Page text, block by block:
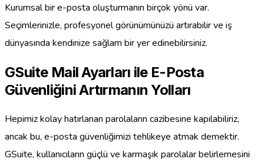
Kurumsal bir e-posta oluşturmanın birçok yönü var.
Seçimlerinizle, profesyonel görünümünüzü artırabilir ve iş
dünyasında kendinize sağlam bir yer edinebilirsiniz.
GSuite Mail Ayarları ile E-Posta
Güvenliğini Artırmanın Yolları
Hepimiz kolay hatırlanan parolaların cazibesine kapılabiliriz,
ancak bu, e-posta güvenliğimizi tehlikeye atmak demektir.
GSuite, kullanıcıların güçlü ve karmaşık parolalar belirlemesini